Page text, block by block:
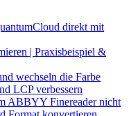
direkt mit
| Praxisbeispiel &
wechseln die Farbe
LCP verbessern
ABBYY Finereader nicht